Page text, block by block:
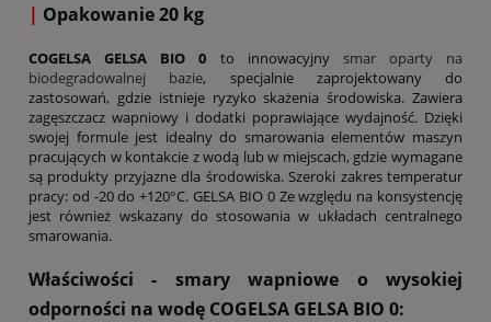
| Opakowanie 20 kg
COGELSA GELSA BIO 0 to innowacyjny smar oparty na
biodegradowalnej bazie, specjalnie zaprojektowany do
zastosowań, gdzie istnieje ryzyko skażenia środowiska. Zawiera
zagęszczacz wapniowy i dodatki poprawiające wydajność. Dzięki
swojej formule jest idealny do smarowania elementów maszyn
pracujących w kontakcie z wodą lub w miejscach, gdzie wymagane
są produkty przyjazne dla środowiska. Szeroki zakres temperatur
pracy: od -20 do +120°C. GELSA BIO 0 Ze względu na konsystencję
jest również wskazany do stosowania w układach centralnego
smarowania.
Właściwości - smary wapniowe o wysokiej
odporności na wodę COGELSA GELSA BIO 0: